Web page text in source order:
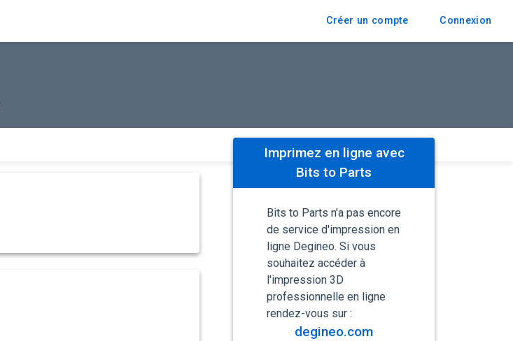
Créer un compte Connexion
Imprimez en ligne avec
Bits to Parts
Bits to Parts n'a pas encore
de service d'impression en
ligne Degineo. Si vous
souhaitez accéder à
l'impression 3D
professionnelle en ligne
rendez-vous sur :
degineo.com